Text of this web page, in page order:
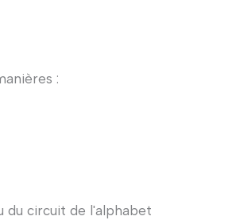
:
du circuit de l'alphabet